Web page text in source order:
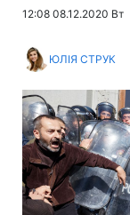
12:08 08.12.2020 Вт
ЮЛІЯ СТРУК